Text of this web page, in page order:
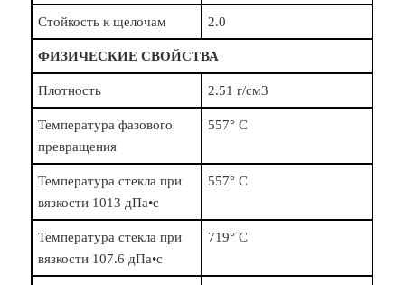
Стойкость к щелочам 2.0
ФИЗИЧЕСКИЕ СВОЙСТВА
Плотность 2.51 г/см3
Температура фазового
превращения
557° C
Температура стекла при
вязкости 1013 дПа•с
557° C
Температура стекла при
вязкости 107.6 дПа•с
719° C